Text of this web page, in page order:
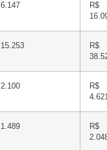
6.147
R$
15.253
R$
2.100
R$
1.489
R$